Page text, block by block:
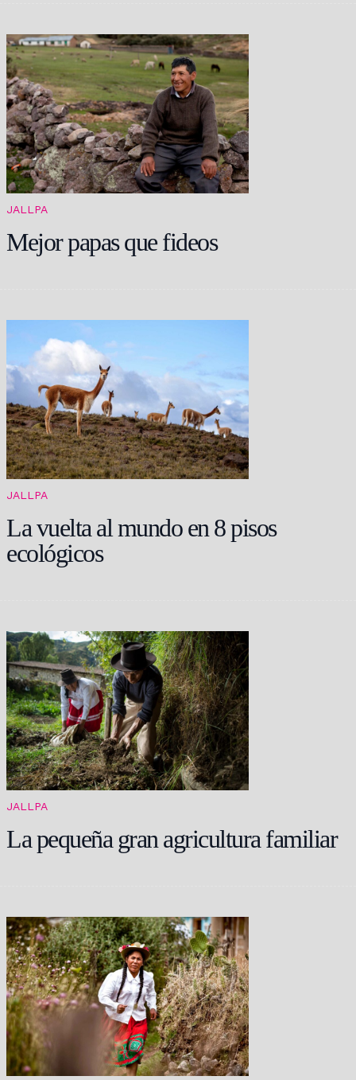
JALLPA
Mejor papas que fideos
JALLPA
La vuelta al mundo en 8 pisos
ecológicos
JALLPA
La pequeña gran agricultura familiar